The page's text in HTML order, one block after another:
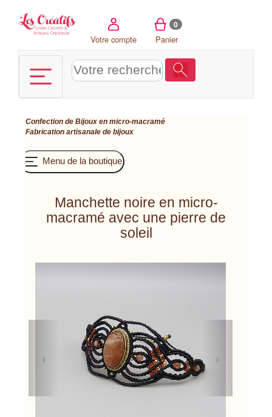
Votre compte
0
Panier
Confection de Bijoux en micro-macramé
Fabrication artisanale de bijoux
Menu de la boutique
Manchette noire en micro-
macramé avec une pierre de
soleil
Previous